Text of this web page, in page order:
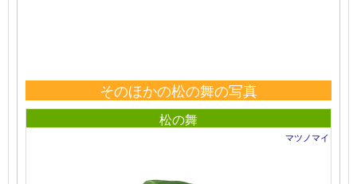
そのほかの松の舞の写真
松の舞
マツノマイ